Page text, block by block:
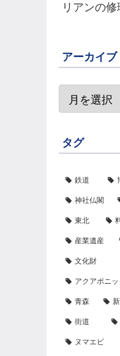
リアンの
アーカイブ
タグ
鉄道
神社仏閣
東北
産業遺産
文化財
アクアポニッ
青森
街道
ヌマエビ